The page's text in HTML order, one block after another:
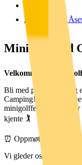
Emre Fjørtoft
Minigolf med
Velkommen til
Bli med på en hyggelig
Camping! Dette er en
minigolfferdigheter eller
kjente 🏌️
⏰ Oppmøte: 16:50
Vi gleder oss til å se deg!